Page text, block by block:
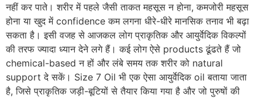
नहीं कर पाते। शरीर में पहले जैसी ताकत महसूस न होना, कमजोरी महसूस
होना या खुद में confidence कम लगना धीरे-धीरे मानसिक तनाव भी बढ़ा
सकता है। इसी वजह से आजकल लोग प्राकृतिक और आयुर्वेदिक विकल्पों
की तरफ ज्यादा ध्यान देने लगे हैं। कई लोग ऐसे products ढूंढते हैं जो
chemical-based न हों और लंबे समय तक शरीर को natural
support दे सकें। Size 7 Oil भी एक ऐसा आयुर्वेदिक oil बताया जाता
है, जिसे प्राकृतिक जड़ी-बूटियों से तैयार किया गया है और जो पुरुषों की